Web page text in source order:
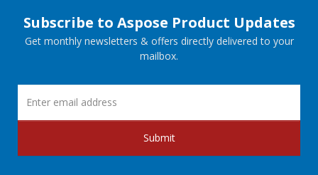
Subscribe to Aspose Product Updates
Get monthly newsletters & offers directly delivered to your
mailbox.
Submit